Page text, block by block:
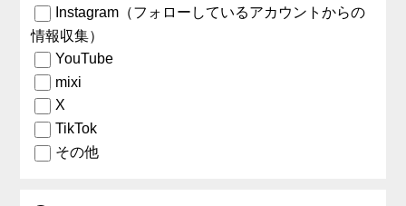
Instagram（フォローしているアカウントからの
情報収集）
YouTube
mixi
X
TikTok
その他